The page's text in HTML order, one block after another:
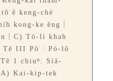
ê keng-chè
kong-ke ēng｜
｜C) Tō-lí khah
Tē III Pō͘ : Pó-lô
1 chiuⁿ: Siā-
Kai-kip-tek